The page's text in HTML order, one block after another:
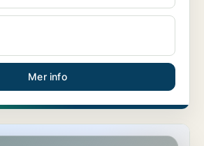
Mer info